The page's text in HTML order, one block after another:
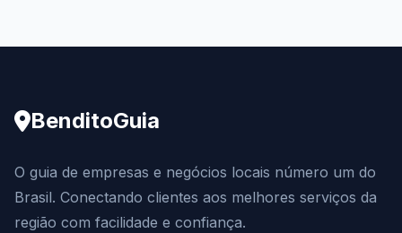
BenditoGuia
O guia de empresas e negócios locais número um do
Brasil. Conectando clientes aos melhores serviços da
região com facilidade e confiança.